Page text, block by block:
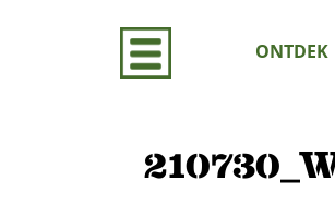
ONTDEK